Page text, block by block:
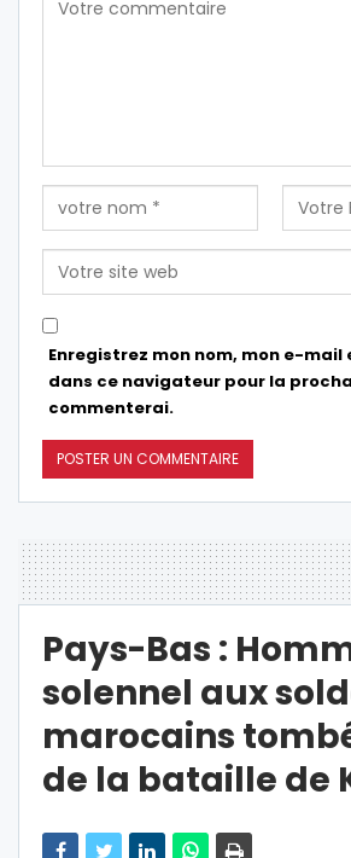
Enregistrez mon nom, mon e-mail
dans ce navigateur pour la
commenterai.
Pays-Bas :
solennel aux
marocains
de la bataille de